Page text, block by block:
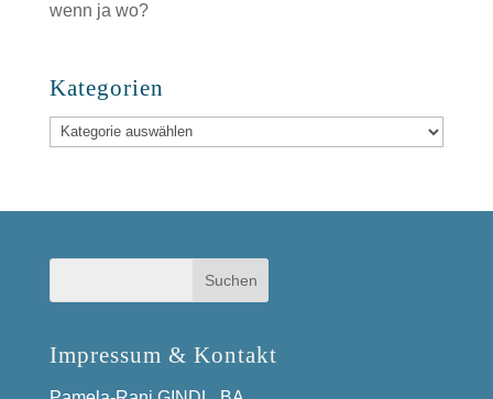
wenn ja wo?
Kategorien
Kategorien
Impressum & Kontakt